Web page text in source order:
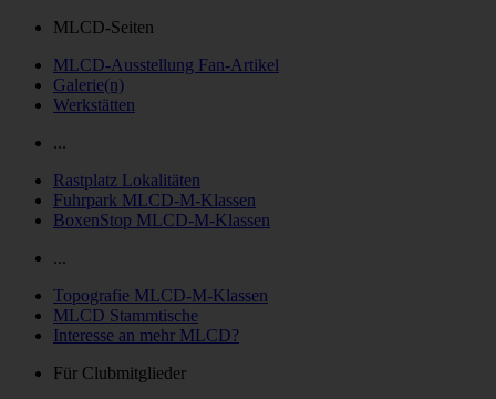
MLCD-Seiten
MLCD-Ausstellung Fan-Artikel
Galerie(n)
Werkstätten
...
Rastplatz Lokalitäten
Fuhrpark MLCD-M-Klassen
BoxenStop MLCD-M-Klassen
...
Topografie MLCD-M-Klassen
MLCD Stammtische
Interesse an mehr MLCD?
Für Clubmitglieder